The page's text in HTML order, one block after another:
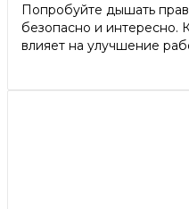
Попробуйте дышать
безопасно и интересно.
влияет на улучшение